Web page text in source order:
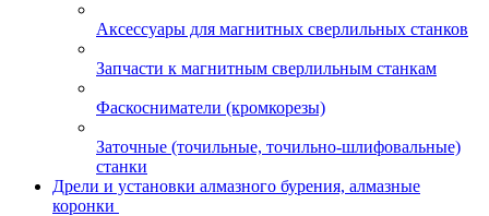
Аксессуары для магнитных сверлильных станков
Запчасти к магнитным сверлильным станкам
Фаскосниматели (кромкорезы)
Заточные (точильные, точильно-шлифовальные)
станки
Дрели и установки алмазного бурения, алмазные
коронки